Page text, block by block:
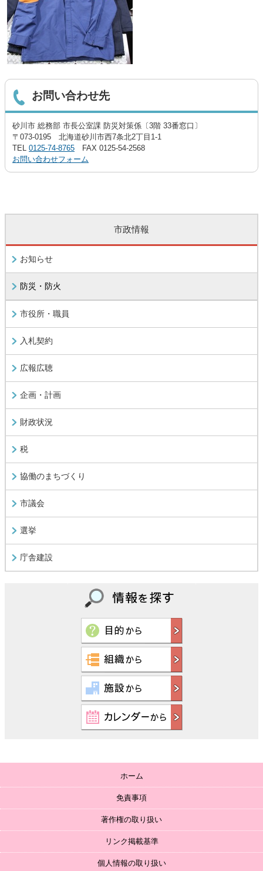
お問い合わせ先
砂川市 総務部 市長公室課 防災対策係〔3階 33番窓口〕
〒073-0195 北海道砂川市西7条北2丁目1-1
TEL 0125-74-8765 FAX 0125-54-2568
お問い合わせフォーム
市政情報
お知らせ
防災・防火
市役所・職員
入札契約
広報広聴
企画・計画
財政状況
税
協働のまちづくり
市議会
選挙
庁舎建設
ホーム
免責事項
著作権の取り扱い
リンク掲載基準
個人情報の取り扱い